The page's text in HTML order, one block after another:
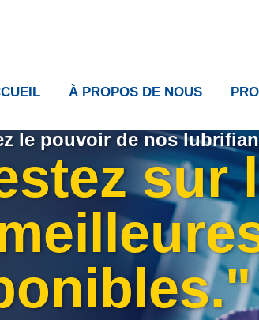
À PROPOS DE NOUS
le pouvoir de nos
sur